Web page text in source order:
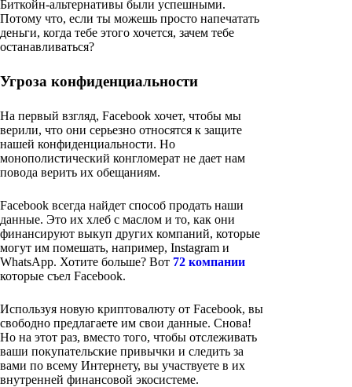
Биткойн-альтернативы были успешными.
Потому что, если ты можешь просто напечатать
деньги, когда тебе этого хочется, зачем тебе
останавливаться?
Угроза конфиденциальности
На первый взгляд, Facebook хочет, чтобы мы
верили, что они серьезно относятся к защите
нашей конфиденциальности. Но
монополистический конгломерат не дает нам
повода верить их обещаниям.
Facebook всегда найдет способ продать наши
данные. Это их хлеб с маслом и то, как они
финансируют выкуп других компаний, которые
могут им помешать, например, Instagram и
WhatsApp. Хотите больше? Вот 72 компании
которые съел Facebook.
Используя новую криптовалюту от Facebook, вы
свободно предлагаете им свои данные. Снова!
Но на этот раз, вместо того, чтобы отслеживать
ваши покупательские привычки и следить за
вами по всему Интернету, вы участвуете в их
внутренней финансовой экосистеме.